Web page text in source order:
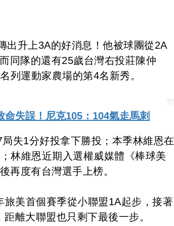
出升上3A的好消息！他被球團從2A
同隊的還有25歲台灣右投莊陳仲
列運動家農場的第4名新秀。
失誤！尼克105：104氣走馬刺
失1分好投拿下勝投；本季林維恩在
林維恩近期入選權威媒體《棒球美
再度有台灣選手上榜。
美首個賽季從小聯盟1A起步，接著
離大聯盟也只剩下最後一步。